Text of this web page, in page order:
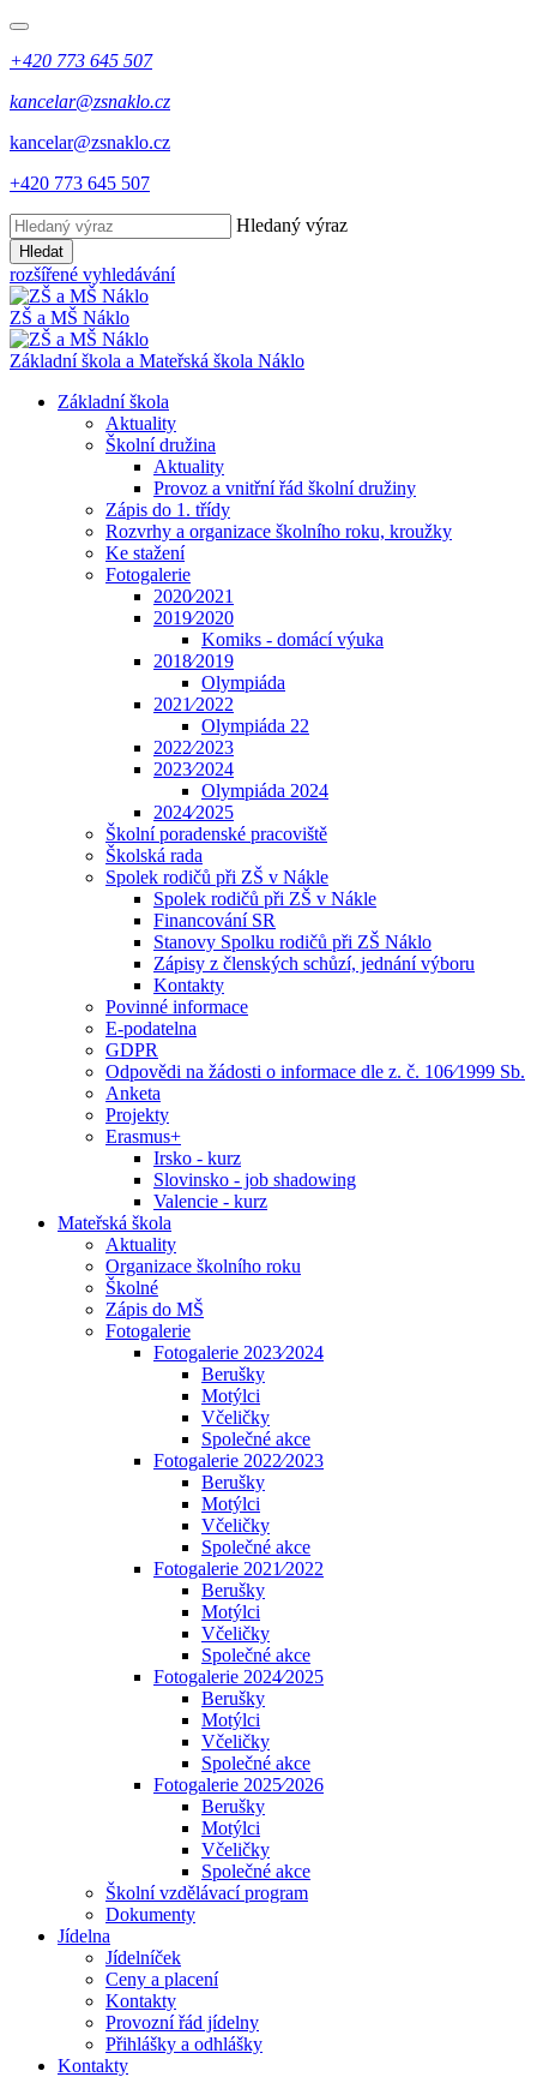
+420 773 645 507
kancelar@zsnaklo.cz
kancelar@zsnaklo.cz
+420 773 645 507
Hledaný výraz
Hledat
rozšířené vyhledávání
ZŠ a MŠ Náklo
Základní škola a Mateřská škola Náklo
Základní škola
Aktuality
Školní družina
Aktuality
Provoz a vnitřní řád školní družiny
Zápis do 1. třídy
Rozvrhy a organizace školního roku, kroužky
Ke stažení
Fotogalerie
2020⁄2021
2019⁄2020
Komiks - domácí výuka
2018⁄2019
Olympiáda
2021⁄2022
Olympiáda 22
2022⁄2023
2023⁄2024
Olympiáda 2024
2024⁄2025
Školní poradenské pracoviště
Školská rada
Spolek rodičů při ZŠ v Nákle
Spolek rodičů při ZŠ v Nákle
Financování SR
Stanovy Spolku rodičů při ZŠ Náklo
Zápisy z členských schůzí, jednání výboru
Kontakty
Povinné informace
E-podatelna
GDPR
Odpovědi na žádosti o informace dle z. č. 106⁄1999 Sb.
Anketa
Projekty
Erasmus+
Irsko - kurz
Slovinsko - job shadowing
Valencie - kurz
Mateřská škola
Aktuality
Organizace školního roku
Školné
Zápis do MŠ
Fotogalerie
Fotogalerie 2023⁄2024
Berušky
Motýlci
Včeličky
Společné akce
Fotogalerie 2022⁄2023
Berušky
Motýlci
Včeličky
Společné akce
Fotogalerie 2021⁄2022
Berušky
Motýlci
Včeličky
Společné akce
Fotogalerie 2024⁄2025
Berušky
Motýlci
Včeličky
Společné akce
Fotogalerie 2025⁄2026
Berušky
Motýlci
Včeličky
Společné akce
Školní vzdělávací program
Dokumenty
Jídelna
Jídelníček
Ceny a placení
Kontakty
Provozní řád jídelny
Přihlášky a odhlášky
Kontakty